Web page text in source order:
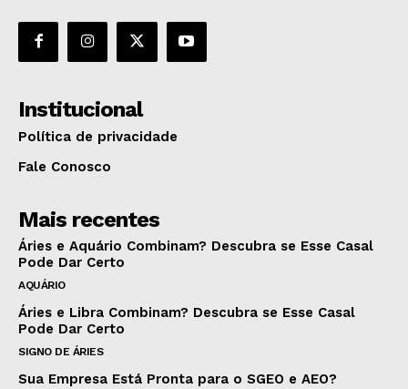
Institucional
Política de privacidade
Fale Conosco
Mais recentes
Áries e Aquário Combinam? Descubra se Esse Casal
Pode Dar Certo
AQUÁRIO
Áries e Libra Combinam? Descubra se Esse Casal
Pode Dar Certo
SIGNO DE ÁRIES
Sua Empresa Está Pronta para o SGEO e AEO?